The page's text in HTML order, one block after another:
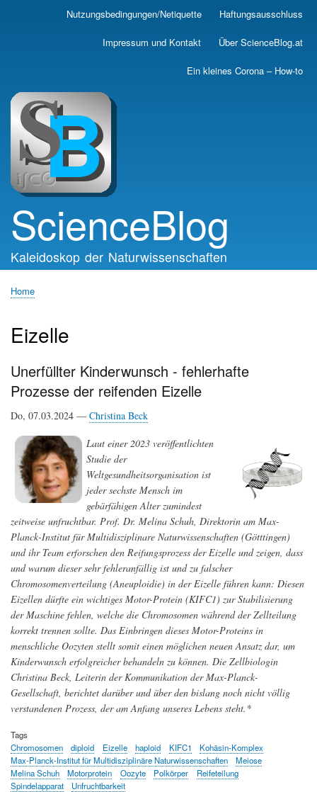
Skip
main
Nutzungsbedingungen/Netiquette Haftungsausschluss
Impressum und Kontakt Über ScienceBlog.at
Ein kleines Corona – How-to
ScienceBlog
Kaleidoskop der Naturwissenschaften
Home
Eizelle
Unerfüllter Kinderwunsch - fehlerhafte
Prozesse der reifenden Eizelle
Do, 07.03.2024 — Christina Beck
Laut einer 2023 veröffentlichten
Studie der
Weltgesundheitsorganisation ist
jeder sechste Mensch im
gebärfähigen Alter zumindest
zeitweise unfruchtbar. Prof. Dr. Melina Schuh, Direktorin am Max-
Planck-Institut für Multidisziplinare Naturwissenschaften (Götttingen)
und ihr Team erforschen den Reifungsprozess der Eizelle und zeigen, dass
und warum dieser sehr fehleranfällig ist und zu falscher
Chromosomenverteilung (Aneuploidie) in der Eizelle führen kann: Diesen
Eizellen dürfte ein wichtiges Motor-Protein (KIFC1) zur Stabilisierung
der Maschine fehlen, welche die Chromosomen während der Zellteilung
korrekt trennen sollte. Das Einbringen dieses Motor-Proteins in
menschliche Oozyten stellt somit einen möglichen neuen Ansatz dar, um
Kinderwunsch erfolgreicher behandeln zu können. Die Zellbiologin
Christina Beck, Leiterin der Kommunikation der Max-Planck-
Gesellschaft, berichtet darüber und über den bislang noch nicht völlig
verstandenen Prozess, der am Anfang unseres Lebens steht.*
Tags
Chromosomen
diploid Eizelle haploid KIFC1
Kohäsin-Komplex
Max-Planck-Institut für Multidisziplinäre Naturwissenschaften
Meiose
Melina Schuh
Motorprotein Oozyte Polkörper
Reifeteilung
Spindelapparat
Unfruchtbarkeit